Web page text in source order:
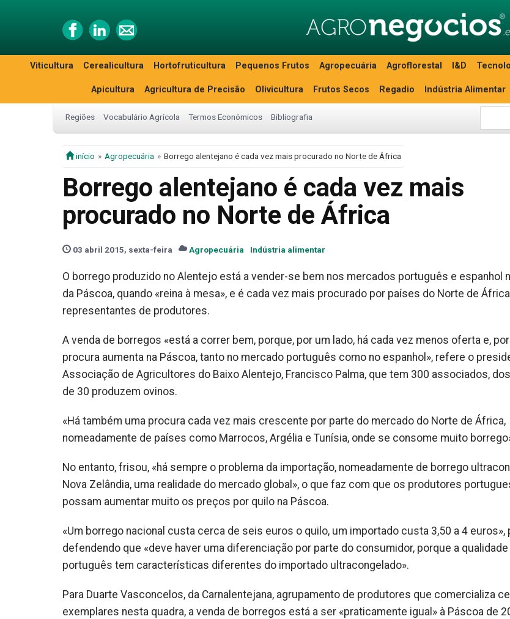
Viticultura Cerealicultura Hortofruticultura Pequenos Frutos Agropecuária Agroflorestal I&D
Apicultura Agricultura de Precisão Olivicultura Frutos Secos Regadio Indústria Alimentar
Regiões Vocabulário Agrícola Termos Económicos Bibliografia
início Agropecuária Borrego alentejano é cada vez mais procurado no Norte de África
Borrego alentejano é cada vez mais
procurado no Norte de África
03 abril 2015, sexta-feira Agropecuária Indústria alimentar
O borrego produzido no Alentejo está a vender-se bem nos mercados português e espanhol
da Páscoa, quando «reina à mesa», e é cada vez mais procurado por países do Norte de
representantes de produtores.
A venda de borregos «está a correr bem, porque, por um lado, há cada vez menos oferta e,
procura aumenta na Páscoa, tanto no mercado português como no espanhol», refere o
Associação de Agricultores do Baixo Alentejo, Francisco Palma, que tem 300 associados,
de 30 produzem ovinos.
«Há também uma procura cada vez mais crescente por parte do mercado do Norte de África,
nomeadamente de países como Marrocos, Argélia e Tunísia, onde se consome muito
No entanto, frisou, «há sempre o problema da importação, nomeadamente de borrego
Nova Zelândia, uma realidade do mercado global», o que faz com que os produtores
possam aumentar muito os preços por quilo na Páscoa.
«Um borrego nacional custa cerca de seis euros o quilo, um importado custa 3,50 a 4 euros»,
defendendo que «deve haver uma diferenciação por parte do consumidor, porque a
português tem características diferentes do importado ultracongelado».
Para Duarte Vasconcelos, da Carnalentejana, agrupamento de produtores que comercializa
exemplares nesta quadra, a venda de borregos está a ser «praticamente igual» à Páscoa de